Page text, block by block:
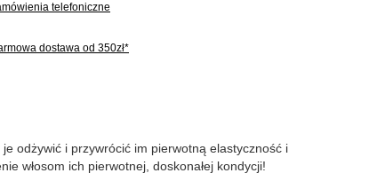
telefoniczne
dostawa od 350zł*
odżywić i przywrócić im pierwotną elastyczność i
włosom ich pierwotnej, doskonałej kondycji!